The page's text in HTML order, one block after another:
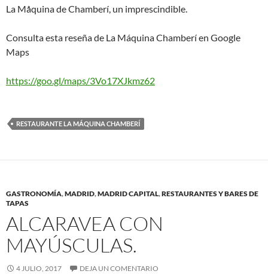
La Måquina de Chamberí, un imprescindible.
Consulta esta reseña de La Máquina Chamberí en Google
Maps
https://goo.gl/maps/3Vo17XJkmz62
RESTAURANTE LA MÁQUINA CHAMBERÍ
GASTRONOMÍA,MADRID,MADRID CAPITAL,RESTAURANTES Y BARES DE
TAPAS
ALCARAVEA CON
MAYÚSCULAS.
4 JULIO, 2017 DEJA UN COMENTARIO